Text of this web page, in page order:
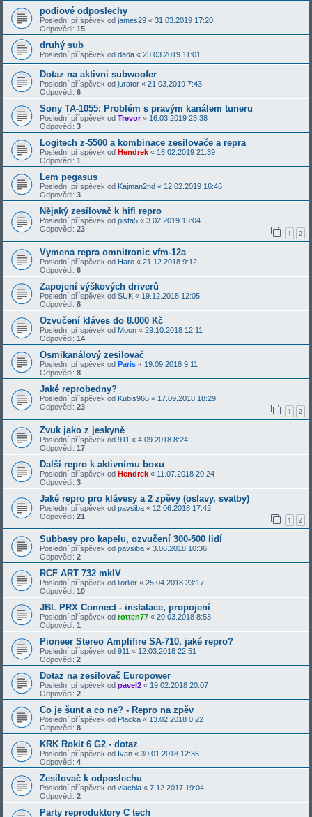
podiové odposlechy
Poslední příspěvek od james29 « 31.03.2019 17:20
Odpovědi: 15
druhý sub
Poslední příspěvek od dada « 23.03.2019 11:01
Dotaz na aktivni subwoofer
Poslední příspěvek od jurator « 21.03.2019 7:43
Odpovědi: 6
Sony TA-1055: Problém s pravým kanálem tuneru
Poslední příspěvek od Trevor« 16.03.2019 23:38
Odpovědi: 3
Logitech z-5500 a kombinace zesilovače a repra
Poslední příspěvek od Hendrek « 16.02.2019 21:39
Odpovědi: 1
Lem pegasus
Poslední příspěvek od Kajman2nd « 12.02.2019 16:46
Odpovědi: 3
Nějaký zesilovač k hifi repro
Poslední příspěvek od pista5 « 3.02.2019 13:04
Odpovědi: 23 1 2
Vymena repra omnitronic vfm-12a
Poslední příspěvek od Haro « 21.12.2018 9:12
Odpovědi: 6
Zapojení výškových driverů
Poslední příspěvek od SUK « 19.12.2018 12:05
Odpovědi: 8
Ozvučení kláves do 8.000 Kč
Poslední příspěvek od Moon « 29.10.2018 12:11
Odpovědi: 14
Osmikanálový zesilovač
Poslední příspěvek od Paris « 19.09.2018 9:11
Odpovědi: 8
Jaké reprobedny?
Poslední příspěvek od Kubis966 « 17.09.2018 18:29
Odpovědi: 23 1 2
Zvuk jako z jeskyně
Poslední příspěvek od 911 « 4.09.2018 8:24
Odpovědi: 17
Další repro k aktivnímu boxu
Poslední příspěvek od Hendrek « 11.07.2018 20:24
Odpovědi: 3
Jaké repro pro klávesy a 2 zpěvy (oslavy, svatby)
Poslední příspěvek od pavsiba « 12.06.2018 17:42
Odpovědi: 21 1 2
Subbasy pro kapelu, ozvučení 300-500 lidí
Poslední příspěvek od pavsiba « 3.06.2018 10:36
Odpovědi: 2
RCF ART 732 mkIV
Poslední příspěvek od liorlior « 25.04.2018 23:17
Odpovědi: 10
JBL PRX Connect - instalace, propojení
Poslední příspěvek od rotten77 « 20.03.2018 8:53
Odpovědi: 1
Pioneer Stereo Amplifire SA-710, jaké repro?
Poslední příspěvek od 911 « 12.03.2018 22:51
Odpovědi: 2
Dotaz na zesilovač Europower
Poslední příspěvek od pavel2 « 19.02.2018 20:07
Odpovědi: 2
Co je šunt a co ne? - Repro na zpěv
Poslední příspěvek od Placka « 13.02.2018 0:22
Odpovědi: 8
KRK Rokit 6 G2 - dotaz
Poslední příspěvek od Ivan « 30.01.2018 12:36
Odpovědi: 4
Zesilovač k odposlechu
Poslední příspěvek od vlachla « 7.12.2017 19:04
Odpovědi: 2
Party reproduktory C tech